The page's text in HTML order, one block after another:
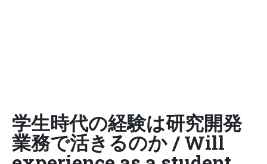
学⽣時代の経験は研究開発
業務で活きるのか / Will